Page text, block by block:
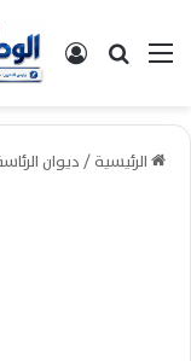
القائمةبحث عن
الرئيسية/ديوان